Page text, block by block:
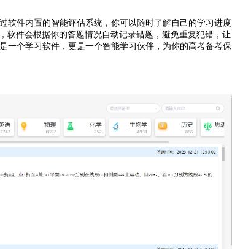
软件内置的智能评估系统，你可以随时了解自己的学习进度
软件会根据你的答题情况自动记录错题，避免重复犯错，让
一个学习软件，更是一个智能学习伙伴，为你的高考备考保